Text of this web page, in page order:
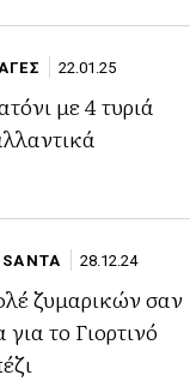
22.01.25
με 4 τυριά
SANTA 28.12.24
ζυμαρικών σαν
για το Γιορτινό